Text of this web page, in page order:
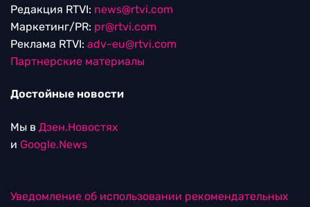
Редакция RTVI: news@rtvi.com
Маркетинг/PR: pr@rtvi.com
Реклама RTVI: adv-eu@rtvi.com
Партнерские материалы
Достойные новости
Мы в Дзен.Новостях
и Google.News
Уведомление об использовании рекомендательных